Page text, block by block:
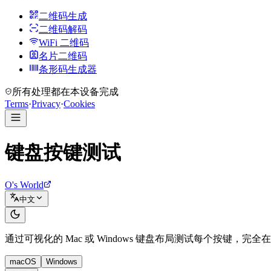
二维码生成
二维码解码
WiFi 二维码
名片二维码
条形码生成器
所有处理都在本设备完成
Terms·Privacy·Cookies
键盘按键测试
O's World
中文
通过可视化的 Mac 或 Windows 键盘布局测试每个按键，完全
macOS
Windows